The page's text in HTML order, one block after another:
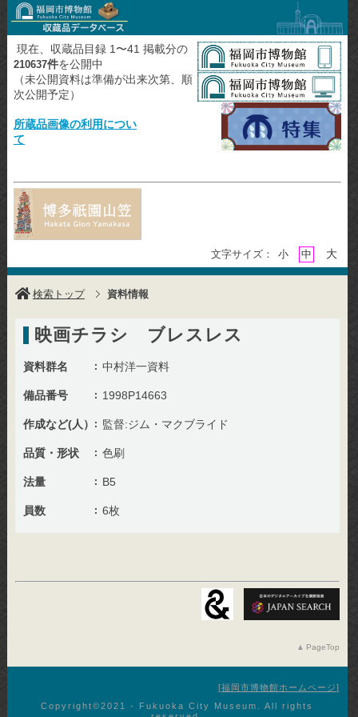
現在、収蔵品目録 1〜41 掲載分の
210637件を公開中
（未公開資料は準備が出来次第、順
次公開予定）
所蔵品画像の利用につい
て
文字サイズ： 小 中 大
検索トップ 資料情報
映画チラシ ブレスレス
資料群名 中村洋一資料
備品番号 1998P14663
作成など(人） 監督:ジム・マクブライド
品質・形状 色刷
法量 B5
員数 6枚
PageTop
福岡市博物館ホームページ
Copyright©︎2021 - Fukuoka City Museum. All rights